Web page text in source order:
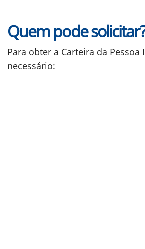
Quem pode
Para obter a Carteira da Pessoa
necessário: